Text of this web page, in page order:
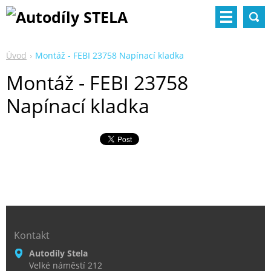
Úvod Montáž - FEBI 23758 Napínací kladka
Montáž - FEBI 23758
Napínací kladka
Kontakt
Autodíly Stela
Velké náměstí 212